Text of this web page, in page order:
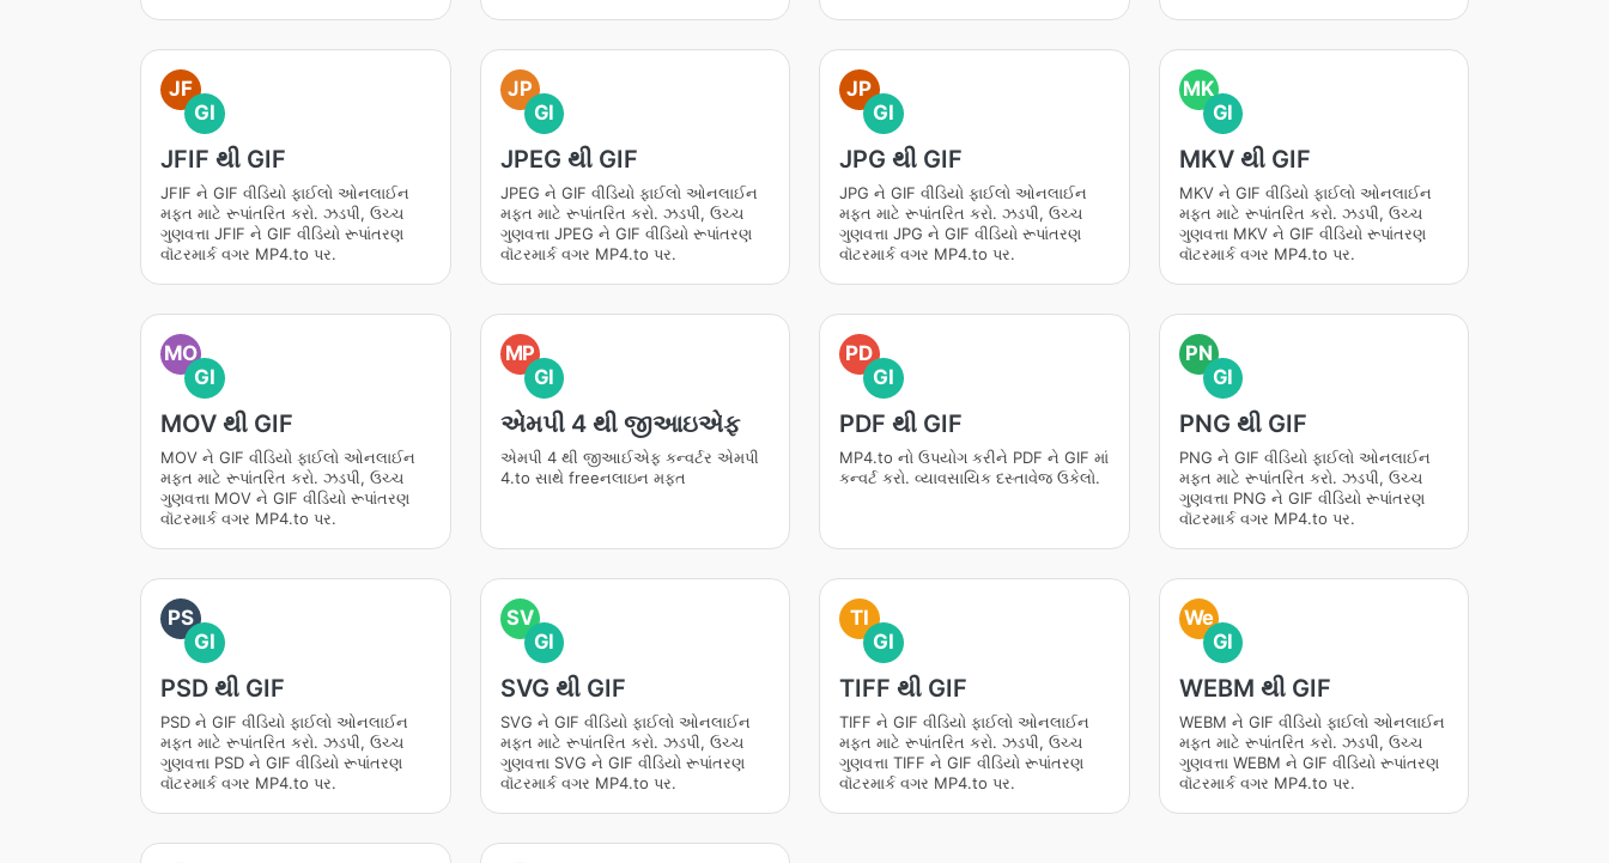
JF
GI
JFIF થી GIF
JFIF ને GIF વીડિયો ફાઈલો ઓનલાઈન
મફત માટે રૂપાંતરિત કરો. ઝડપી, ઉચ્ચ
ગુણવત્તા JFIF ને GIF વીડિયો રૂપાંતરણ
વૉટરમાર્ક વગર MP4.to પર.
JP
GI
JPEG થી GIF
JPEG ને GIF વીડિયો ફાઈલો ઓનલાઈન
મફત માટે રૂપાંતરિત કરો. ઝડપી, ઉચ્ચ
ગુણવત્તા JPEG ને GIF વીડિયો રૂપાંતરણ
વૉટરમાર્ક વગર MP4.to પર.
JP
GI
JPG થી GIF
JPG ને GIF વીડિયો ફાઈલો ઓનલાઈન
મફત માટે રૂપાંતરિત કરો. ઝડપી, ઉચ્ચ
ગુણવત્તા JPG ને GIF વીડિયો રૂપાંતરણ
વૉટરમાર્ક વગર MP4.to પર.
MK
GI
MKV થી GIF
MKV ને GIF વીડિયો ફાઈલો ઓનલાઈન
મફત માટે રૂપાંતરિત કરો. ઝડપી, ઉચ્ચ
ગુણવત્તા MKV ને GIF વીડિયો રૂપાંતરણ
વૉટરમાર્ક વગર MP4.to પર.
MO
GI
MOV થી GIF
MOV ને GIF વીડિયો ફાઈલો ઓનલાઈન
મફત માટે રૂપાંતરિત કરો. ઝડપી, ઉચ્ચ
ગુણવત્તા MOV ને GIF વીડિયો રૂપાંતરણ
વૉટરમાર્ક વગર MP4.to પર.
MP
GI
એમપી 4 થી જીઆઇએફ
એમપી 4 થી જીઆઈએફ કન્વર્ટર એમપી
4.to સાથે freeનલાઇન મફત
PD
GI
PDF થી GIF
MP4.to નો ઉપયોગ કરીને PDF ને GIF માં
કન્વર્ટ કરો. વ્યાવસાયિક દસ્તાવેજ ઉકેલો.
PN
GI
PNG થી GIF
PNG ને GIF વીડિયો ફાઈલો ઓનલાઈન
મફત માટે રૂપાંતરિત કરો. ઝડપી, ઉચ્ચ
ગુણવત્તા PNG ને GIF વીડિયો રૂપાંતરણ
વૉટરમાર્ક વગર MP4.to પર.
PS
GI
PSD થી GIF
PSD ને GIF વીડિયો ફાઈલો ઓનલાઈન
મફત માટે રૂપાંતરિત કરો. ઝડપી, ઉચ્ચ
ગુણવત્તા PSD ને GIF વીડિયો રૂપાંતરણ
વૉટરમાર્ક વગર MP4.to પર.
SV
GI
SVG થી GIF
SVG ને GIF વીડિયો ફાઈલો ઓનલાઈન
મફત માટે રૂપાંતરિત કરો. ઝડપી, ઉચ્ચ
ગુણવત્તા SVG ને GIF વીડિયો રૂપાંતરણ
વૉટરમાર્ક વગર MP4.to પર.
TI
GI
TIFF થી GIF
TIFF ને GIF વીડિયો ફાઈલો ઓનલાઈન
મફત માટે રૂપાંતરિત કરો. ઝડપી, ઉચ્ચ
ગુણવત્તા TIFF ને GIF વીડિયો રૂપાંતરણ
વૉટરમાર્ક વગર MP4.to પર.
We
GI
WEBM થી GIF
WEBM ને GIF વીડિયો ફાઈલો ઓનલાઈન
મફત માટે રૂપાંતરિત કરો. ઝડપી, ઉચ્ચ
ગુણવત્તા WEBM ને GIF વીડિયો રૂપાંતરણ
વૉટરમાર્ક વગર MP4.to પર.